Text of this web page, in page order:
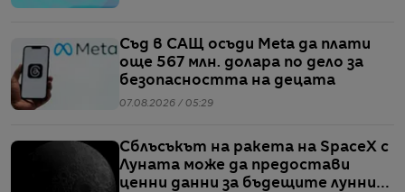
Съд в САЩ осъди Meta да плати
още 567 млн. долара по дело за
безопасността на децата
07.08.2026 / 05:29
Сблъсъкът на ракета на SpaceX с
Луната може да предостави
ценни данни за бъдещите лунни